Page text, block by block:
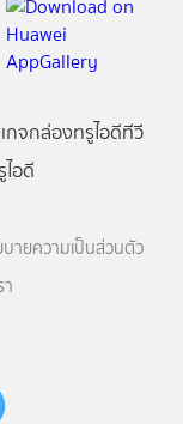
กจกล่องทรูไอดีทีวี
อดี
บายความเป็นส่วนตัว